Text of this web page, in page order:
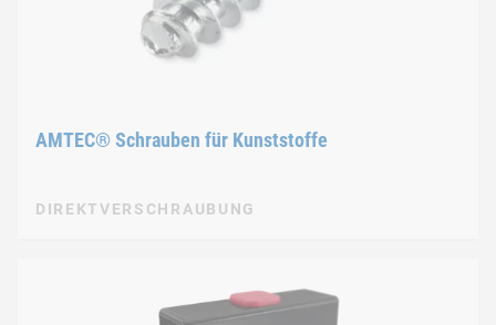
AMTEC® Schrauben für Kunststoffe
DIREKTVERSCHRAUBUNG